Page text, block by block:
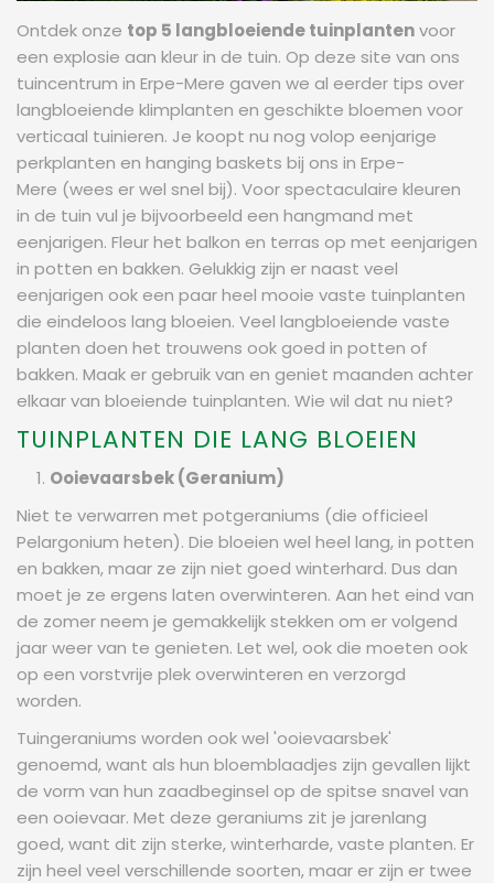
Ontdek onze top 5 langbloeiende tuinplantenvoor
een explosie aan kleur in de tuin. Op deze site van ons
tuincentrum in Erpe-Mere gaven we al eerder tips over
langbloeiende klimplanten en geschikte bloemen voor
verticaal tuinieren. Je koopt nu nog volop eenjarige
perkplanten en hanging baskets bij ons in Erpe-
Mere (wees er wel snel bij). Voor spectaculaire kleuren
in de tuin vul je bijvoorbeeld een hangmand met
eenjarigen. Fleur het balkon en terras op met eenjarigen
in potten en bakken. Gelukkig zijn er naast veel
eenjarigen ook een paar heel mooie vaste tuinplanten
die eindeloos lang bloeien. Veel langbloeiende vaste
planten doen het trouwens ook goed in potten of
bakken. Maak er gebruik van en geniet maanden achter
elkaar van bloeiende tuinplanten. Wie wil dat nu niet?
TUINPLANTEN DIE LANG BLOEIEN
Ooievaarsbek (Geranium)
Niet te verwarren met potgeraniums (die officieel
Pelargonium heten). Die bloeien wel heel lang, in potten
en bakken, maar ze zijn niet goed winterhard. Dus dan
moet je ze ergens laten overwinteren. Aan het eind van
de zomer neem je gemakkelijk stekken om er volgend
jaar weer van te genieten. Let wel, ook die moeten ook
op een vorstvrije plek overwinteren en verzorgd
worden.
Tuingeraniums worden ook wel 'ooievaarsbek'
genoemd, want als hun bloemblaadjes zijn gevallen lijkt
de vorm van hun zaadbeginsel op de spitse snavel van
een ooievaar. Met deze geraniums zit je jarenlang
goed, want dit zijn sterke, winterharde, vaste planten. Er
zijn heel veel verschillende soorten, maar er zijn er twee